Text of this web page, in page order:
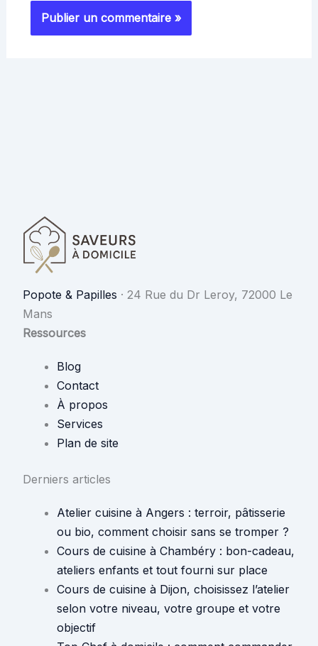
Popote & Papilles · 24 Rue du Dr Leroy, 72000 Le
Mans
Ressources
Blog
Contact
À propos
Services
Plan de site
Derniers articles
Atelier cuisine à Angers : terroir, pâtisserie
ou bio, comment choisir sans se tromper ?
Cours de cuisine à Chambéry : bon-cadeau,
ateliers enfants et tout fourni sur place
Cours de cuisine à Dijon, choisissez l’atelier
selon votre niveau, votre groupe et votre
objectif